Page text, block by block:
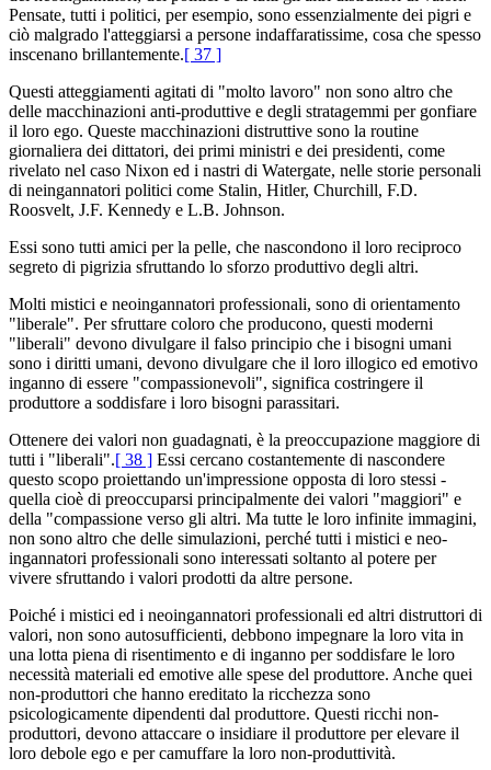
Pensate, tutti i politici, per esempio, sono essenzialmente dei pigri e
ciò malgrado l'atteggiarsi a persone indaffaratissime, cosa che spesso
inscenano brillantemente.[ 37 ]
Questi atteggiamenti agitati di "molto lavoro" non sono altro che
delle macchinazioni anti-produttive e degli stratagemmi per gonfiare
il loro ego. Queste macchinazioni distruttive sono la routine
giornaliera dei dittatori, dei primi ministri e dei presidenti, come
rivelato nel caso Nixon ed i nastri di Watergate, nelle storie personali
di neingannatori politici come Stalin, Hitler, Churchill, F.D.
Roosvelt, J.F. Kennedy e L.B. Johnson.
Essi sono tutti amici per la pelle, che nascondono il loro reciproco
segreto di pigrizia sfruttando lo sforzo produttivo degli altri.
Molti mistici e neoingannatori professionali, sono di orientamento
"liberale". Per sfruttare coloro che producono, questi moderni
"liberali" devono divulgare il falso principio che i bisogni umani
sono i diritti umani, devono divulgare che il loro illogico ed emotivo
inganno di essere "compassionevoli", significa costringere il
produttore a soddisfare i loro bisogni parassitari.
Ottenere dei valori non guadagnati, è la preoccupazione maggiore di
tutti i "liberali".[ 38 ] Essi cercano costantemente di nascondere
questo scopo proiettando un'impressione opposta di loro stessi -
quella cioè di preoccuparsi principalmente dei valori "maggiori" e
della "compassione verso gli altri. Ma tutte le loro infinite immagini,
non sono altro che delle simulazioni, perché tutti i mistici e neo-
ingannatori professionali sono interessati soltanto al potere per
vivere sfruttando i valori prodotti da altre persone.
Poiché i mistici ed i neoingannatori professionali ed altri distruttori di
valori, non sono autosufficienti, debbono impegnare la loro vita in
una lotta piena di risentimento e di inganno per soddisfare le loro
necessità materiali ed emotive alle spese del produttore. Anche quei
non-produttori che hanno ereditato la ricchezza sono
psicologicamente dipendenti dal produttore. Questi ricchi non-
produttori, devono attaccare o insidiare il produttore per elevare il
loro debole ego e per camuffare la loro non-produttività.